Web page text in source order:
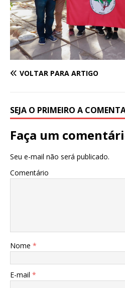
VOLTAR PARA ARTIGO
SEJA O PRIMEIRO A
Faça um
Seu e-mail não será publicado.
Comentário
Nome *
E-mail *